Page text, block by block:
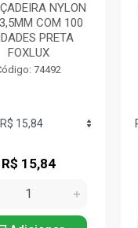
NYLON
COM 100
PRETA
FOXLUX
74492
R$ 15,84